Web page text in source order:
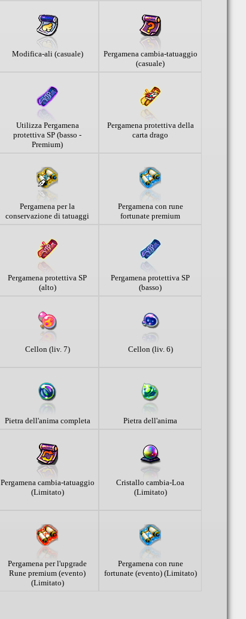
Modifica-ali (casuale)
Pergamena cambia-tatuaggio
(casuale)
Utilizza Pergamena
protettiva SP (basso -
Premium)
Pergamena protettiva della
carta drago
Pergamena per la
conservazione di tatuaggi
Pergamena con rune
fortunate premium
Pergamena protettiva SP
(alto)
Pergamena protettiva SP
(basso)
Cellon (liv. 7) Cellon (liv. 6)
Pietra dell'anima completa Pietra dell'anima
Pergamena cambia-tatuaggio
(Limitato)
Cristallo cambia-Loa
(Limitato)
Pergamena per l'upgrade
Rune premium (evento)
(Limitato)
Pergamena con rune
fortunate (evento) (Limitato)